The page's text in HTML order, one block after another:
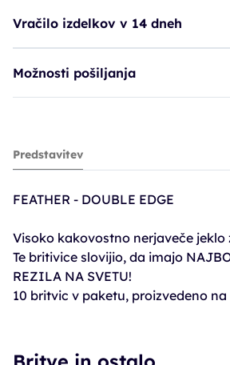
Vračilo izdelkov v 14 dneh
Možnosti pošiljanja
britvice FEA klasična oblika -
9,39€
Predstavitev
FEATHER - DOUBLE EDGE
Visoko kakovostno nerjaveče jeklo
Te britivice slovijio, da imajo
REZILA NA SVETU!
10 britvic v paketu, proizvedeno